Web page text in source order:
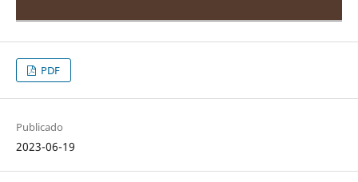
PDF
Publicado
2023-06-19